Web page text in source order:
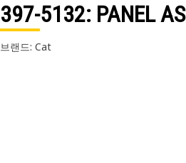
397-5132: PANEL AS
브랜드: Cat